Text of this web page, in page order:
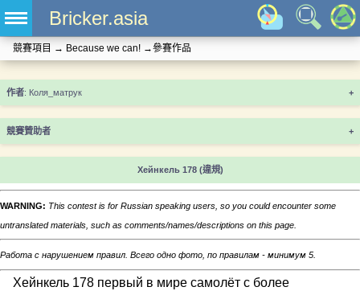
Bricker.asia
競賽項目 → Because we can! →參賽作品
+
競賽贊助者 +
Хейнкель 178(違規)
WARNING: This contest is for Russian speaking users, so you could encounter some
untranslated materials, such as comments/names/descriptions on this page.
Работа с нарушением правил. Всего одно фото, по правилам - минимум 5.
Хейнкель 178 первый в мире самолёт с более